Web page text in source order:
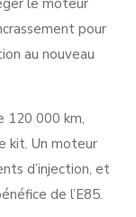
le moteur
pour
au nouveau
120 000 km,
kit. Un moteur
d’injection, et
de l’E85.